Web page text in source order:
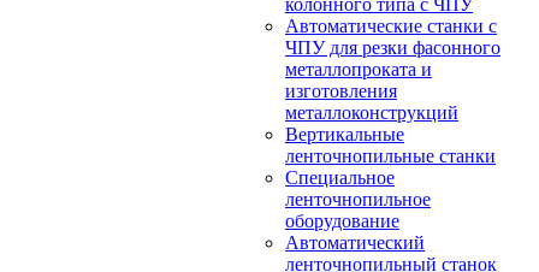
колонного типа с ЧПУ
Автоматические станки с
ЧПУ для резки фасонного
металлопроката и
изготовления
металлоконструкций
Вертикальные
ленточнопильные станки
Специальное
ленточнопильное
оборудование
Автоматический
ленточнопильный станок